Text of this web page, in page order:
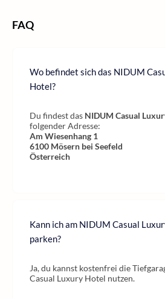
FAQ
Wo befindet sich das NIDUM
Hotel?
Du findest das NIDUM Casual
folgender Adresse:
Am Wiesenhang 1
6100 Mösern bei Seefeld
Österreich
Kann ich am NIDUM Casual
parken?
Ja, du kannst kostenfrei die
Casual Luxury Hotel nutzen.